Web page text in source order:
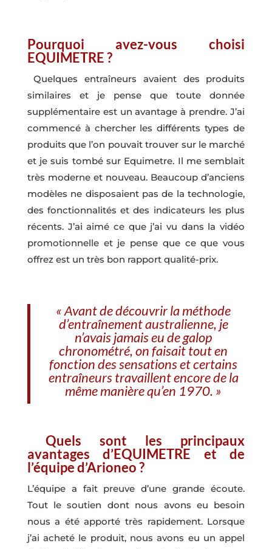
Pourquoi avez-vous choisi
EQUIMETRE ?
Quelques entraîneurs avaient des produits
similaires et je pense que toute donnée
supplémentaire est un avantage à prendre. J’ai
commencé à chercher les différents types de
produits que l’on pouvait trouver sur le marché
et je suis tombé sur Equimetre. Il me semblait
très moderne et nouveau. Beaucoup d’anciens
modèles ne disposaient pas de la technologie,
des fonctionnalités et des indicateurs les plus
récents. J’ai aimé ce que j’ai vu dans la vidéo
promotionnelle et je pense que ce que vous
offrez est un très bon rapport qualité-prix.
« Avant de découvrir la méthode
d’entraînement australienne, je
n’avais jamais eu de galop
chronométré, on faisait tout en
fonction des sensations et certains
entraîneurs travaillent encore de la
même manière qu’en 1970. »
Quels sont les principaux
avantages d’EQUIMETRE et de
l’équipe d’Arioneo ?
L’équipe a fait preuve d’une grande écoute.
Tout le soutien dont nous avons eu besoin
nous a été apporté très rapidement. Lorsque
j’ai acheté le produit, nous avons eu un appel